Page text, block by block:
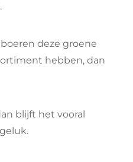
deze groene
hebben, dan
blijft het vooral